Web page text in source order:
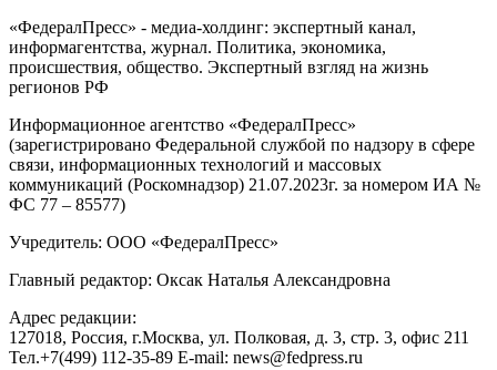
«ФедералПресс» - медиа-холдинг: экспертный канал,
информагентства, журнал. Политика, экономика,
происшествия, общество. Экспертный взгляд на жизнь
регионов РФ
Информационное агентство «ФедералПресс»
(зарегистрировано Федеральной службой по надзору в сфере
связи, информационных технологий и массовых
коммуникаций (Роскомнадзор) 21.07.2023г. за номером ИА №
ФС 77 – 85577)
Учредитель: ООО «ФедералПресс»
Главный редактор: Оксак Наталья Александровна
Адрес редакции:
127018, Россия, г.Москва, ул. Полковая, д. 3, стр. 3, офис 211
Тел.+7(499) 112-35-89 E-mail: news@fedpress.ru